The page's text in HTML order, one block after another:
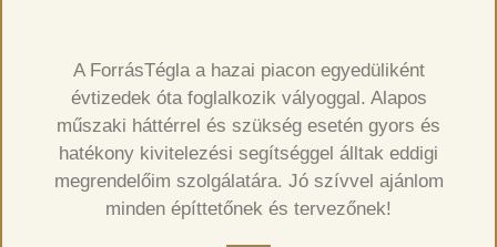
A ForrásTégla a hazai piacon egyedüliként
évtizedek óta foglalkozik vályoggal. Alapos
műszaki háttérrel és szükség esetén gyors és
hatékony kivitelezési segítséggel álltak eddigi
megrendelőim szolgálatára. Jó szívvel ajánlom
minden építtetőnek és tervezőnek!